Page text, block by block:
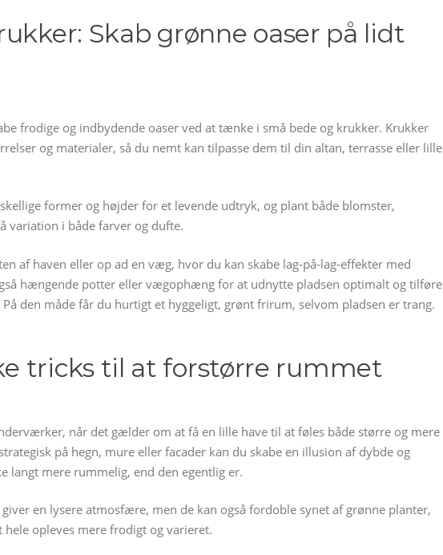
Skab grønne oaser på lidt
frodige og indbydende oaser ved at tænke i små bede og krukker. Krukker
og materialer, så du nemt kan tilpasse dem til din altan, terrasse eller lille
former og højder for et levende udtryk, og plant både blomster,
variation i både farver og dufte.
af haven eller op ad en væg, hvor du kan skabe lag-på-lag-effekter med
hængende potter eller vægophæng for at udnytte pladsen optimalt og tilføre
den måde får du hurtigt et hyggeligt, grønt frirum, selvom pladsen er trang.
tricks til at forstørre rummet
når det gælder om at få en lille have til at føles både større og mere
på hegn, mure eller facader kan du skabe en illusion af dybde og
langt mere rummelig, end den egentlig er.
en lysere atmosfære, men de kan også fordoble synet af grønne planter,
opleves mere frodigt og varieret.